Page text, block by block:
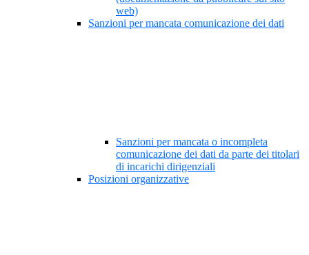
web)
Sanzioni per mancata comunicazione dei dati
Sanzioni per mancata o incompleta
comunicazione dei dati da parte dei titolari
di incarichi dirigenziali
Posizioni organizzative